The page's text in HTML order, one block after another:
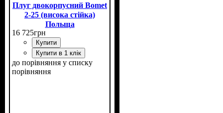
Плуг двокорпусний Bomet
2-25 (висока стійка)
Польща
16 725грн
Купити
Купити в 1 клік
до порівняння у списку
порівняння